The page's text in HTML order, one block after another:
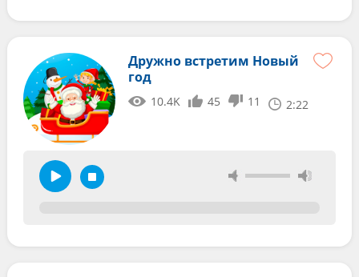
Дружно встретим Новый
год
10.4K 45 11 2:22